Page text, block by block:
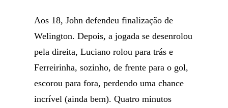
Aos 18, John defendeu finalização de
Welington. Depois, a jogada se desenrolou
pela direita, Luciano rolou para trás e
Ferreirinha, sozinho, de frente para o gol,
escorou para fora, perdendo uma chance
incrível (ainda bem). Quatro minutos